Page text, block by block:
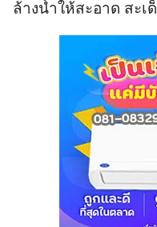
ล้างน้ำให้สะอาด สะเ